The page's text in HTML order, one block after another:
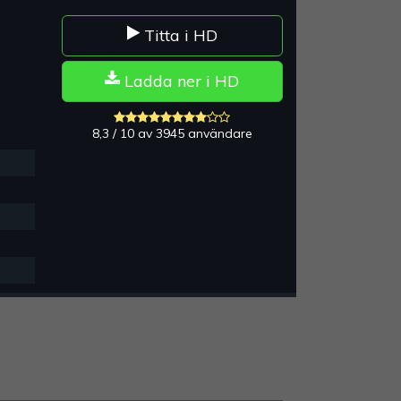
Titta i HD
Ladda ner i HD
8,3 / 10 av 3945 användare